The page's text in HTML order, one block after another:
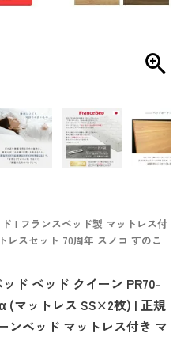
| フランスベッド製 マットレス付
レスセット 70周年 スノコ すのこ
ド ベッド クイーン PR70-
(マットレス SS×2枚) | 正規
ンベッド マットレス付き マ